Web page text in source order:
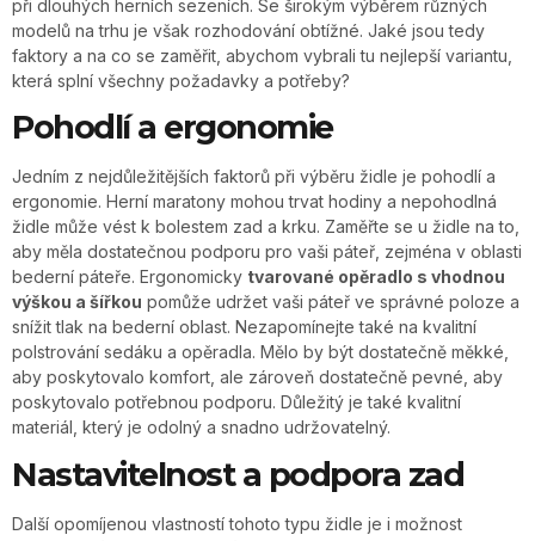
při dlouhých herních sezeních. Se širokým výběrem různých
modelů na trhu je však rozhodování obtížné. Jaké jsou tedy
faktory a na co se zaměřit, abychom vybrali tu nejlepší variantu,
která splní všechny požadavky a potřeby?
Pohodlí a ergonomie
Jedním z nejdůležitějších faktorů při výběru židle je pohodlí a
ergonomie. Herní maratony mohou trvat hodiny a nepohodlná
židle může vést k bolestem zad a krku. Zaměřte se u židle na to,
aby měla dostatečnou podporu pro vaši páteř, zejména v oblasti
bederní páteře. Ergonomicky tvarované opěradlo s vhodnou
výškou a šířkou pomůže udržet vaši páteř ve správné poloze a
snížit tlak na bederní oblast. Nezapomínejte také na kvalitní
polstrování sedáku a opěradla. Mělo by být dostatečně měkké,
aby poskytovalo komfort, ale zároveň dostatečně pevné, aby
poskytovalo potřebnou podporu. Důležitý je také kvalitní
materiál, který je odolný a snadno udržovatelný.
Nastavitelnost a podpora zad
Další opomíjenou vlastností tohoto typu židle je i možnost